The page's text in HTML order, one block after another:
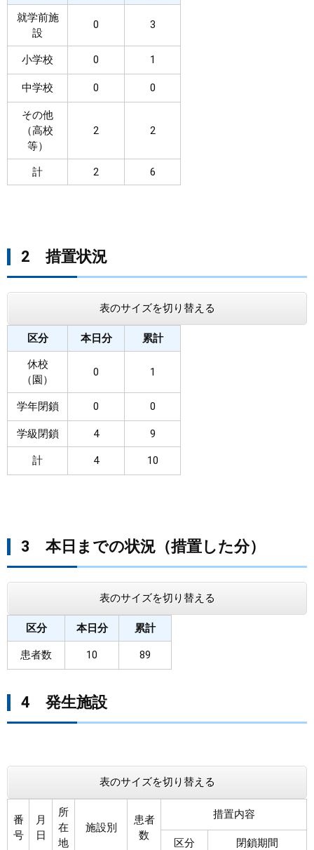
就学前施
設
0 3
小学校 0 1
中学校 0 0
その他
（高校
等）
2 2
計 2 6
2 措置状況
表のサイズを切り替える
区分 本日分 累計
休校
（園）
0 1
学年閉鎖 0 0
学級閉鎖 4 9
計 4 10
3 本日までの状況（措置した分）
表のサイズを切り替える
区分 本日分 累計
患者数 10 89
4 発生施設
表のサイズを切り替える
番
号
月
日
所
在
地
施設別
患者
数
措置内容
区分 閉鎖期間